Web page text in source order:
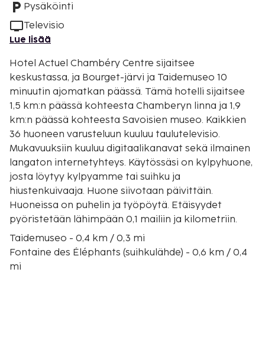
Pysäköinti
Televisio
Lue lisää
Hotel Actuel Chambéry Centre sijaitsee
keskustassa, ja Bourget-järvi ja Taidemuseo 10
minuutin ajomatkan päässä. Tämä hotelli sijaitsee
1,5 km:n päässä kohteesta Chamberyn linna ja 1,9
km:n päässä kohteesta Savoisien museo. Kaikkien
36 huoneen varusteluun kuuluu taulutelevisio.
Mukavuuksiin kuuluu digitaalikanavat sekä ilmainen
langaton internetyhteys. Käytössäsi on kylpyhuone,
josta löytyy kylpyamme tai suihku ja
hiustenkuivaaja. Huone siivotaan päivittäin.
Huoneissa on puhelin ja työpöytä. Etäisyydet
pyöristetään lähimpään 0,1 mailiin ja kilometriin.
Taidemuseo - 0,4 km / 0,3 mi
Fontaine des Éléphants (suihkulähde) - 0,6 km / 0,4
mi